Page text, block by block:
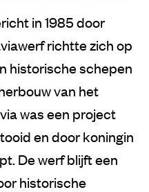
in 1985 door
richtte zich op
historische schepen
van het
was een project
en door koningin
De werf blijft een
historische